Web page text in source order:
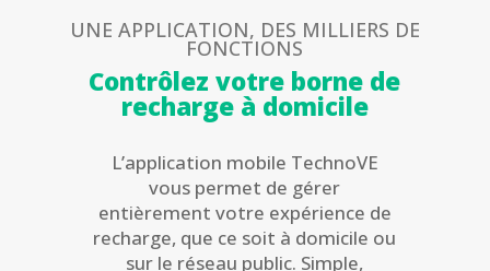
UNE APPLICATION, DES MILLIERS DE
FONCTIONS
Contrôlez votre borne de
recharge à domicile
L’application mobile TechnoVE
vous permet de gérer
entièrement votre expérience de
recharge, que ce soit à domicile ou
sur le réseau public. Simple,